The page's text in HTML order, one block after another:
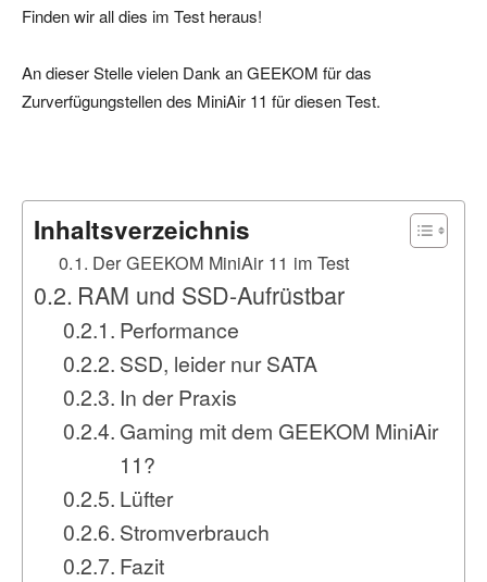
Finden wir all dies im Test heraus!
An dieser Stelle vielen Dank an GEEKOM für das
Zurverfügungstellen des MiniAir 11 für diesen Test.
Inhaltsverzeichnis
Der GEEKOM MiniAir 11 im Test
RAM und SSD-Aufrüstbar
Performance
SSD, leider nur SATA
In der Praxis
Gaming mit dem GEEKOM MiniAir
11?
Lüfter
Stromverbrauch
Fazit